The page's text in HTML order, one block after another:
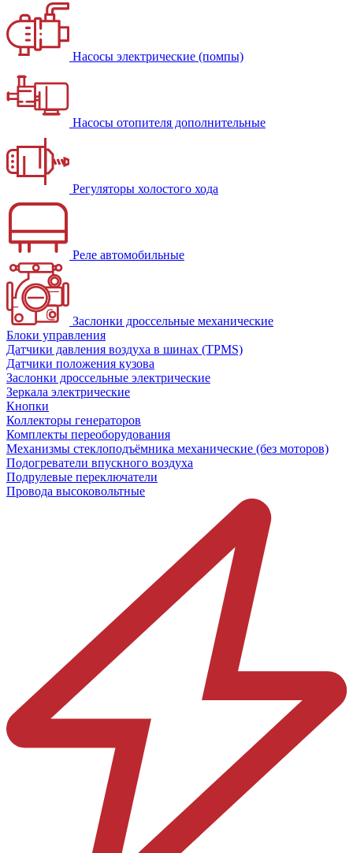
Насосы электрические (помпы)
Насосы отопителя дополнительные
Регуляторы холостого хода
Реле автомобильные
Заслонки дроссельные механические
Блоки управления
Датчики давления воздуха в шинах (TPMS)
Датчики положения кузова
Заслонки дроссельные электрические
Зеркала электрические
Кнопки
Коллекторы генераторов
Комплекты переоборудования
Механизмы стеклоподъёмника механические (без моторов)
Подогреватели впускного воздуха
Подрулевые переключатели
Провода высоковольтные